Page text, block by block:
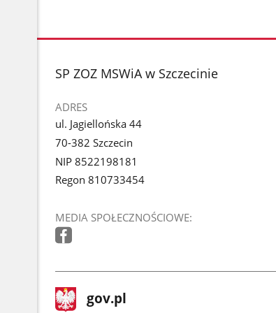
stopka
SP ZOZ MSWiA w Szczecinie
ADRES
ul. Jagiellońska 44
70-382 Szczecin
NIP 8522198181
Regon 810733454
MEDIA SPOŁECZNOŚCIOWE:
stopka
gov.pl Strona
gov.pl